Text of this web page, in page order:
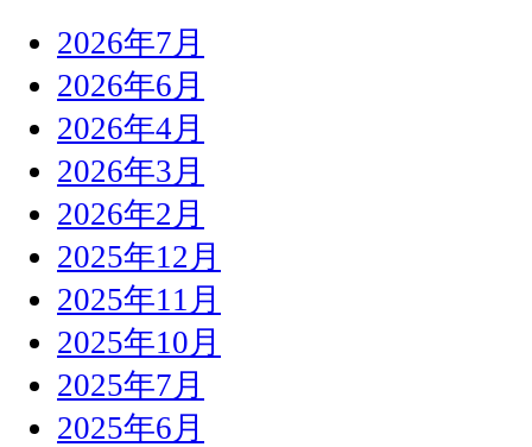
2026年7月
2026年6月
2026年4月
2026年3月
2026年2月
2025年12月
2025年11月
2025年10月
2025年7月
2025年6月